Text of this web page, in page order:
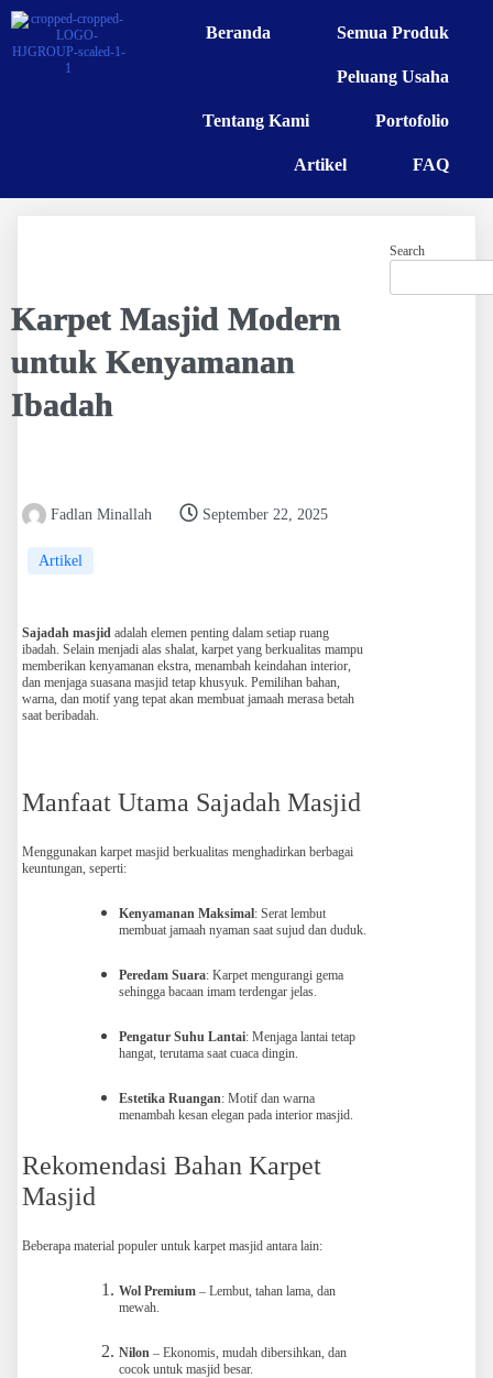
Beranda Semua Produk
Peluang Usaha
Tentang Kami Portofolio
Artikel FAQ
Karpet Masjid Modern
untuk Kenyamanan
Ibadah
Fadlan Minallah September 22, 2025
Artikel
Sajadah masjid adalah elemen penting dalam setiap ruang
ibadah. Selain menjadi alas shalat, karpet yang berkualitas mampu
memberikan kenyamanan ekstra, menambah keindahan interior,
dan menjaga suasana masjid tetap khusyuk. Pemilihan bahan,
warna, dan motif yang tepat akan membuat jamaah merasa betah
saat beribadah.
Manfaat Utama Sajadah Masjid
Menggunakan karpet masjid berkualitas menghadirkan berbagai
keuntungan, seperti:
Kenyamanan Maksimal: Serat lembut
membuat jamaah nyaman saat sujud dan duduk.
Peredam Suara: Karpet mengurangi gema
sehingga bacaan imam terdengar jelas.
Pengatur Suhu Lantai: Menjaga lantai tetap
hangat, terutama saat cuaca dingin.
Estetika Ruangan: Motif dan warna
menambah kesan elegan pada interior masjid.
Rekomendasi Bahan Karpet
Masjid
Beberapa material populer untuk karpet masjid antara lain:
Wol Premium – Lembut, tahan lama, dan
mewah.
Nilon – Ekonomis, mudah dibersihkan, dan
cocok untuk masjid besar.
Search